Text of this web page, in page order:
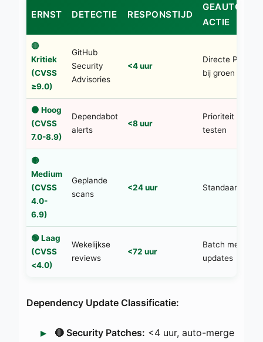
ERNST DETECTIE RESPONSTIJD
ACTIE
🔴
Kritiek
(CVSS
≥9.0)
GitHub
Security
Advisories
<4 uur
Directe PR +
bij groen
🟠 Hoog
(CVSS
7.0-8.9)
Dependabot
alerts
<8 uur
Prioriteit PR +
testen
🟡
Medium
(CVSS
4.0-
6.9)
Geplande
scans
<24 uur Standaard PR
🟢 Laag
(CVSS
<4.0)
Wekelijkse
reviews
<72 uur
Batch met
updates
Dependency Update Classificatie:
🔴 Security Patches: <4 uur, auto-merge